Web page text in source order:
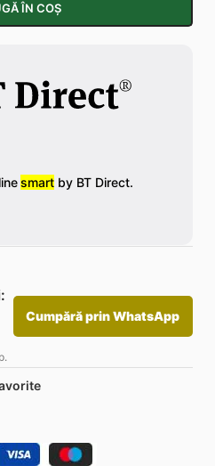
ÎN COȘ
Cumpără prin WhatsApp